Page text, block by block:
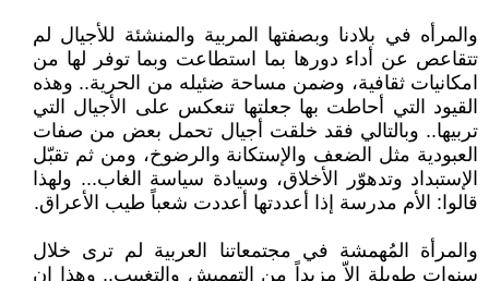
والمرأه في بلادنا وبصفتها المربية والمنشئة للأجيال لم
تتقاعص عن أداء دورها بما استطاعت وبما توفر لها من
امكانيات ثقافية، وضمن مساحة ضئيله من الحرية.. وهذه
القيود التي أحاطت بها جعلتها تنعكس على الأجيال التي
تربيها.. وبالتالي فقد خلقت أجيال تحمل بعض من صفات
العبودية مثل الضعف والإستكانة والرضوخ، ومن ثم تقبّل
الإستبداد وتدهوّر الأخلاق، وسيادة سياسة الغاب... ولهذا
قالوا: الأم مدرسة إذا أعددتها أعددت شعباً طيب الأعراق.
والمرأة المُهمشة في مجتمعاتنا العربية لم ترى خلال
سنوات طويلة إلاّ مزيداً من التهميش والتغييب.. وهذا إن